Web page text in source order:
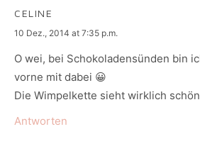
CELINE
says:
10 Dez., 2014 at 7:35 p.m.
O wei, bei Schokoladensünden bin
vorne mit dabei 😀
Die Wimpelkette sieht wirklich
Antworten